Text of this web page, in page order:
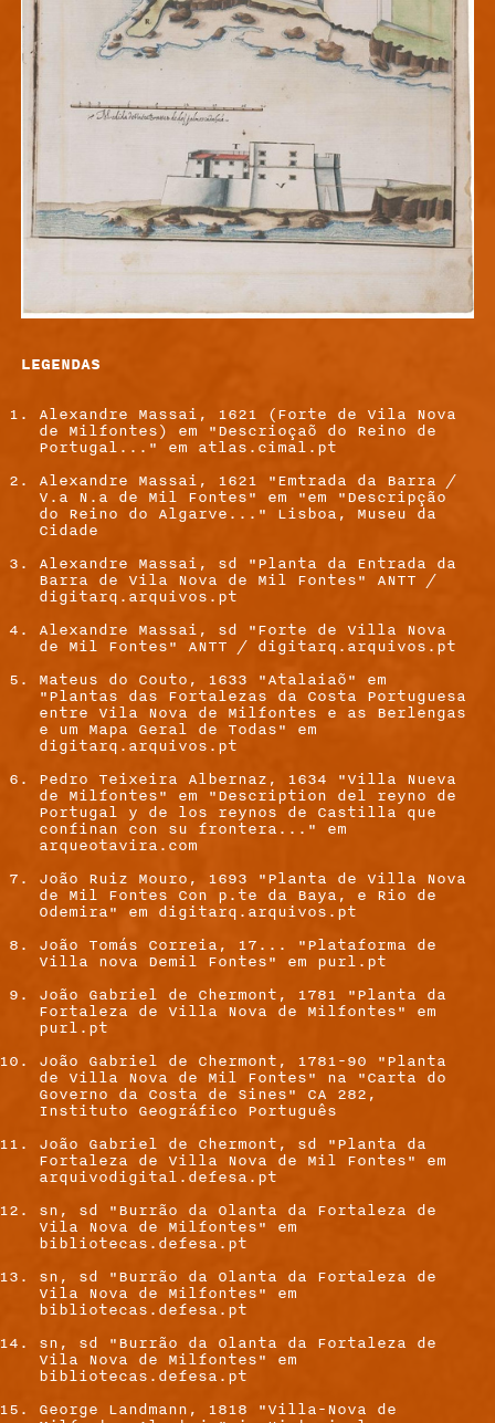
LEGENDAS
Alexandre Massai, 1621 (Forte de Vila Nova
de Milfontes) em "Descrioçaõ do Reino de
Portugal..." em atlas.cimal.pt
Alexandre Massai, 1621 "Emtrada da Barra /
V.a N.a de Mil Fontes" em "em "Descripção
do Reino do Algarve..." Lisboa, Museu da
Cidade
Alexandre Massai, sd "Planta da Entrada da
Barra de Vila Nova de Mil Fontes" ANTT /
digitarq.arquivos.pt
Alexandre Massai, sd "Forte de Villa Nova
de Mil Fontes" ANTT / digitarq.arquivos.pt
Mateus do Couto, 1633 "Atalaiaõ" em
"Plantas das Fortalezas da Costa Portuguesa
entre Vila Nova de Milfontes e as Berlengas
e um Mapa Geral de Todas" em
digitarq.arquivos.pt
Pedro Teixeira Albernaz, 1634 "Villa Nueva
de Milfontes" em "Description del reyno de
Portugal y de los reynos de Castilla que
confinan con su frontera..." em
arqueotavira.com
João Ruiz Mouro, 1693 "Planta de Villa Nova
de Mil Fontes Con p.te da Baya, e Rio de
Odemira" em digitarq.arquivos.pt
João Tomás Correia, 17... "Plataforma de
Villa nova Demil Fontes" em purl.pt
João Gabriel de Chermont, 1781 "Planta da
Fortaleza de Villa Nova de Milfontes" em
purl.pt
João Gabriel de Chermont, 1781-90 "Planta
de Villa Nova de Mil Fontes" na "Carta do
Governo da Costa de Sines" CA 282,
Instituto Geográfico Português
João Gabriel de Chermont, sd "Planta da
Fortaleza de Villa Nova de Mil Fontes" em
arquivodigital.defesa.pt
sn, sd "Burrão da Olanta da Fortaleza de
Vila Nova de Milfontes" em
bibliotecas.defesa.pt
sn, sd "Burrão da Olanta da Fortaleza de
Vila Nova de Milfontes" em
bibliotecas.defesa.pt
sn, sd "Burrão da Olanta da Fortaleza de
Vila Nova de Milfontes" em
bibliotecas.defesa.pt
George Landmann, 1818 "Villa-Nova de